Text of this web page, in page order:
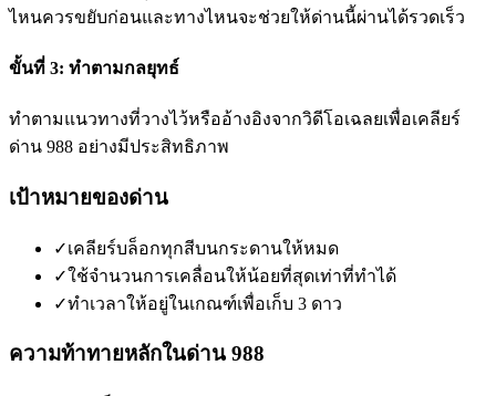
ไหนควรขยับก่อนและทางไหนจะช่วยให้ด่านนี้ผ่านได้รวดเร็ว
ขั้นที่ 3: ทำตามกลยุทธ์
ทำตามแนวทางที่วางไว้หรืออ้างอิงจากวิดีโอเฉลยเพื่อเคลียร์
ด่าน 988 อย่างมีประสิทธิภาพ
เป้าหมายของด่าน
✓เคลียร์บล็อกทุกสีบนกระดานให้หมด
✓ใช้จำนวนการเคลื่อนให้น้อยที่สุดเท่าที่ทำได้
✓ทำเวลาให้อยู่ในเกณฑ์เพื่อเก็บ 3 ดาว
ความท้าทายหลักในด่าน 988